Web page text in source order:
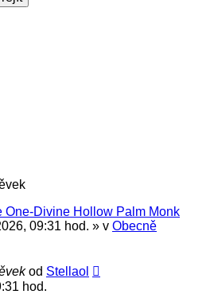
One-Divine Hollow Palm Monk
09:31 hod. » v Obecně
od Stellaol
hod.